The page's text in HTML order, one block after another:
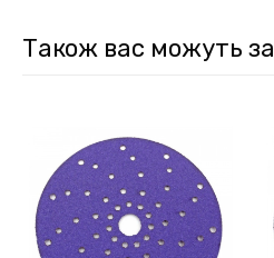
Також вас можуть